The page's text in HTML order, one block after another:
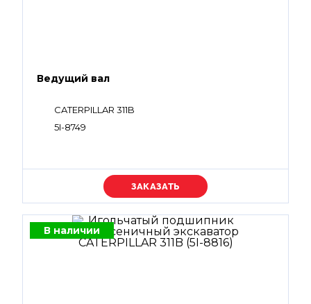
Ведущий вал
CATERPILLAR 311B
5I-8749
Уточняйте цену
В наличии